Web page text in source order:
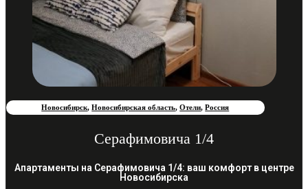
Новосибирск,Новосибирская область,Отели,Россия
Серафимовича 1/4
Апартаменты на Серафимовича 1/4: ваш комфорт в центре
Новосибирска